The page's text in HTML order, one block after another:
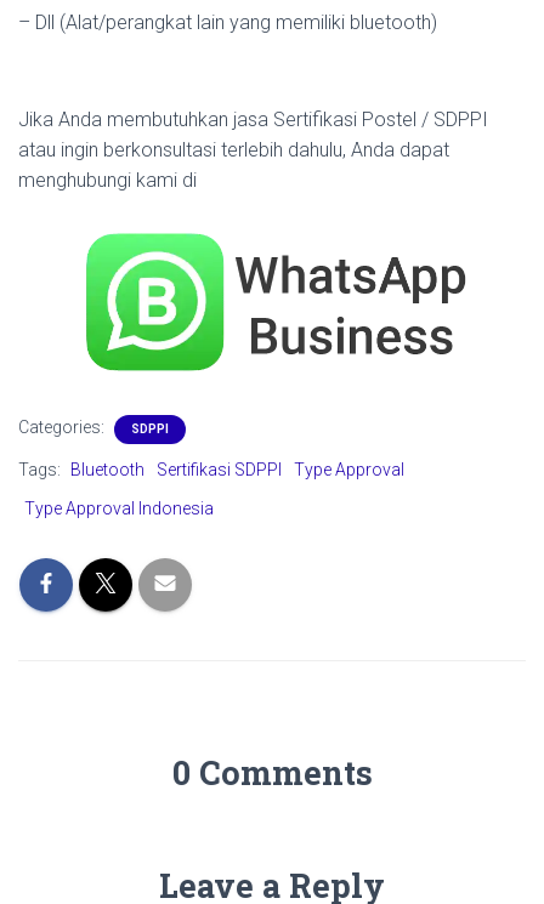
– Dll (Alat/perangkat lain yang memiliki bluetooth)
Jika Anda membutuhkan jasa Sertifikasi Postel / SDPPI
atau ingin berkonsultasi terlebih dahulu, Anda dapat
menghubungi kami di
Categories: SDPPI
Tags: Bluetooth Sertifikasi SDPPI
Type Approval
Type Approval Indonesia
0 Comments
Leave a Reply